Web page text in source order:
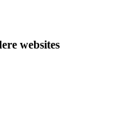
websites